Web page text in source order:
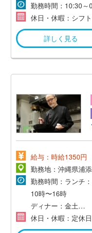
・昇給あり（能力
沖縄県那覇市天久
○北谷店
沖縄県北谷町美浜
勤務時間：10:30～
休日・休暇：シフ
詳しく見る
給与：時給1350円
勤務地：沖縄県浦
勤務時間：ランチ
10時〜16時
ディナー：金土
16時〜22時
休日・休暇：定休